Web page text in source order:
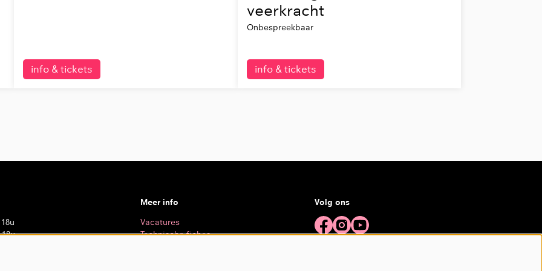
info & tickets
veerkracht
Onbespreekbaar
info & tickets
Meer info
Vacatures
Technische fiches
Volg ons